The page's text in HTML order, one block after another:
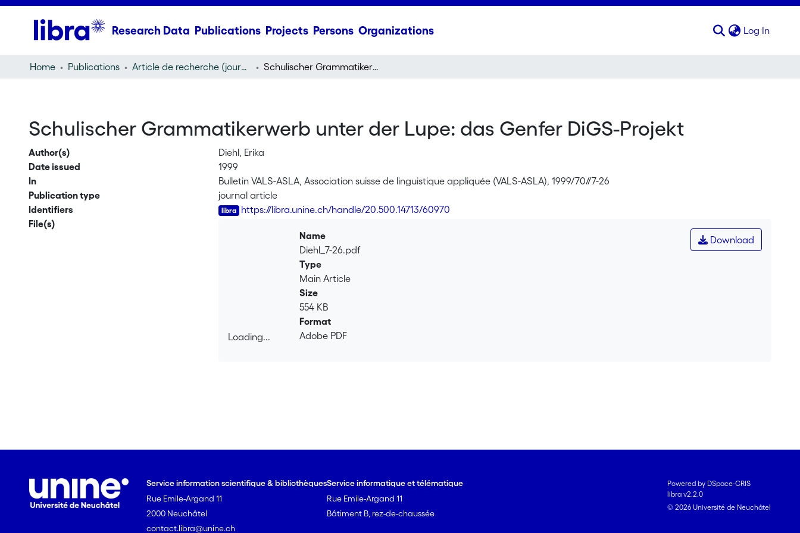
Research Data Publications Projects Persons Organizations Log In
Home Publications Article de recherche (journal article) Schulischer Grammatikerwerb unter der Lupe: das Genfer DiGS-Projekt
Schulischer Grammatikerwerb unter der Lupe: das Genfer DiGS-Projekt
Author(s)
Diehl, Erika
Date issued
1999
In
Bulletin VALS-ASLA, Association suisse de linguistique appliquée (VALS-ASLA), 1999/70//7-26
Publication type
journal article
Identifiers
https://libra.unine.ch/handle/20.500.14713/60970
File(s)
Loading...
Download
Name
Diehl_7-26.pdf
Type
Main Article
Size
554 KB
Format
Adobe PDF
Service information scientifique & bibliothèques
Rue Emile-Argand 11
2000 Neuchâtel
contact.libra@unine.ch
Service informatique et télématique
Rue Emile-Argand 11
Bâtiment B, rez-de-chaussée
Powered by DSpace-CRIS
libra v2.2.0
© 2026 Université de Neuchâtel